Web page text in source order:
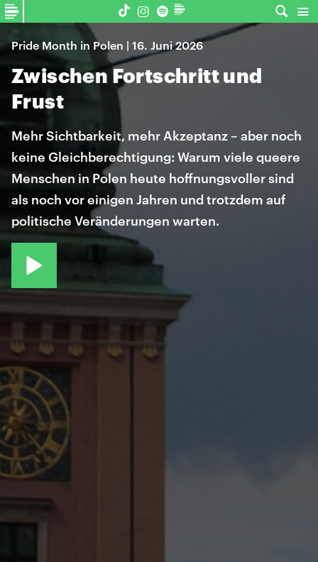
Pride Month in Polen | 16. Juni 2026
Zwischen Fortschritt und
Frust
Mehr Sichtbarkeit, mehr Akzeptanz – aber noch
keine Gleichberechtigung: Warum viele queere
Menschen in Polen heute hoffnungsvoller sind
als noch vor einigen Jahren und trotzdem auf
politische Veränderungen warten.